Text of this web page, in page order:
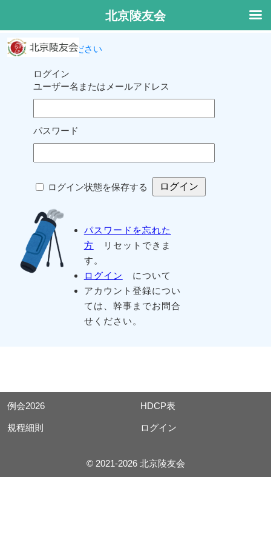
ログインしてください
ログイン
ユーザー名またはメールアドレス
パスワード
ログイン状態を保存する
パスワードを忘れた
方 リセットできま
す。
ログイン
について
アカウント登録につい
ては、幹事までお問合
せください。
例会2026 HDCP表
規程細則 ログイン
© 2021-2026 北京陵友会
北京陵友会